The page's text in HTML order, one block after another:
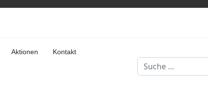
Aktionen Kontakt
Suchen